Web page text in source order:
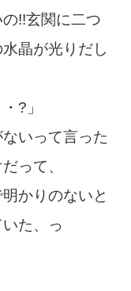
!!玄関に二つ
晶が光りだし
?」
いって言った
って、
かりのないと
た、っ